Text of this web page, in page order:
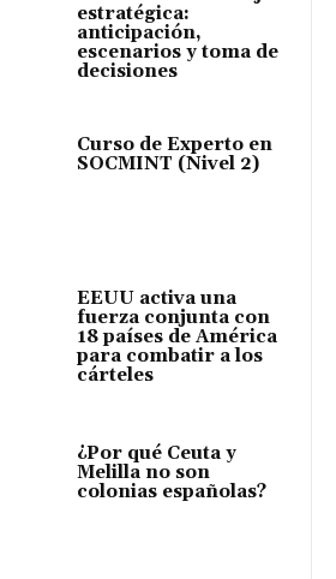
estratégica:
anticipación,
escenarios y toma de
decisiones
Curso de Experto en
SOCMINT (Nivel 2)
EEUU activa una
fuerza conjunta con
18 países de América
para combatir a los
cárteles
¿Por qué Ceuta y
Melilla no son
colonias españolas?